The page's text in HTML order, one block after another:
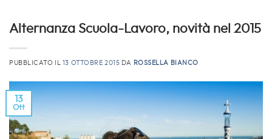
Alternanza Scuola-Lavoro, novità nel 2015
PUBBLICATO IL 13 OTTOBRE 2015 DA ROSSELLA BIANCO
13
Ott